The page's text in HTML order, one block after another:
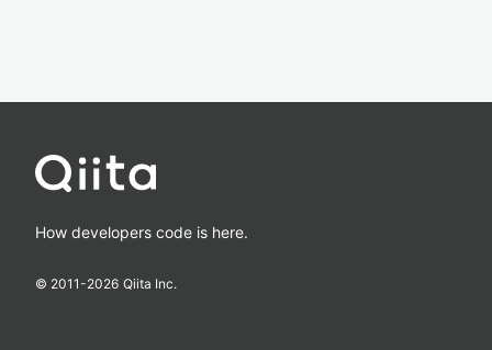
How developers code is here.
© 2011-2026 Qiita Inc.